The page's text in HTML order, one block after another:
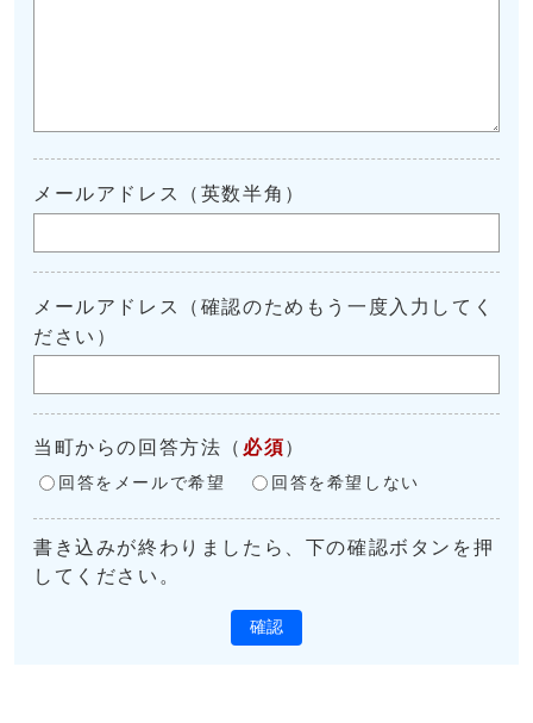
メールアドレス（英数半角）
メールアドレス（確認のためもう一度入力してく
ださい）
当町からの回答方法 （ 必須 ）
回答をメールで希望 回答を希望しない
書き込みが終わりましたら、下の確認ボタンを押
してください。
確認